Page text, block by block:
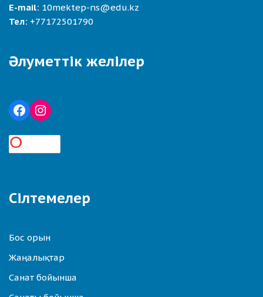
E-mail: 10mektep-ns@edu.kz
Тел: +77172501790
Әлуметтік желілер
Сілтемелер
Бос орын
Жаңалықтар
Санат бойынша